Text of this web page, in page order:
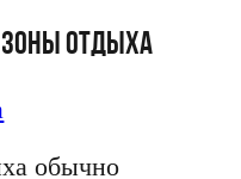
отдыха
обычно